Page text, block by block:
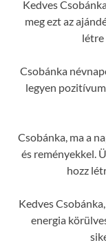
Kedves
meg ezt az
létre
Csobánka
legyen
Csobánka, ma a
és reményekkel.
hozz
Kedves
energia